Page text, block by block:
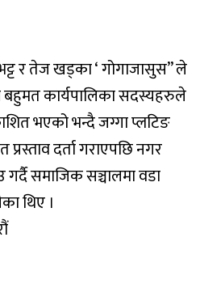
र तेज खड्का ‘ गोगाजासुस” ले
कार्यपालिका सदस्यहरुले
भएको भन्दै जग्गा प्लटिङ
प्रस्ताव दर्ता गराएपछि नगर
समाजिक सञ्चालमा वडा
थिए ।